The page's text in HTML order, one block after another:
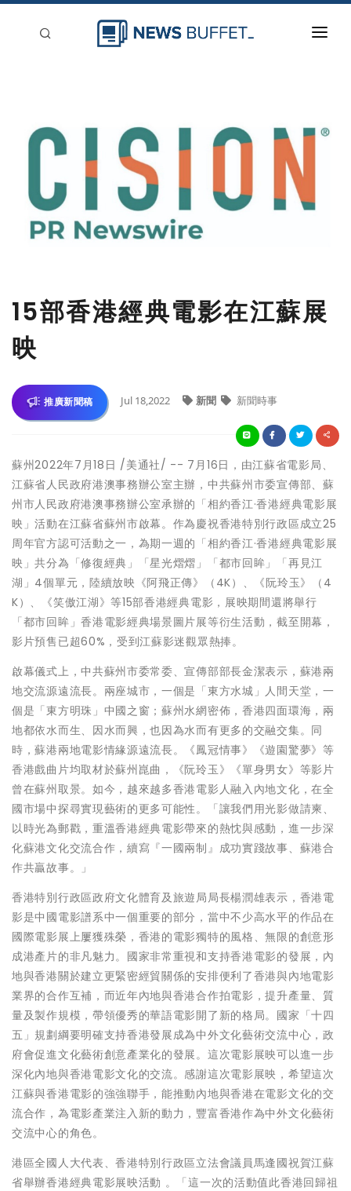
登入
15部香港經典電影在江蘇展
映
推廣新聞稿 Jul 18,2022 新聞 新聞時事
蘇州2022年7月18日 /美通社/ -- 7月16日，由江蘇省電影局、
江蘇省人民政府港澳事務辦公室主辦，中共蘇州市委宣傳部、蘇
州市人民政府港澳事務辦公室承辦的「相約香江·香港經典電影展
映」活動在江蘇省蘇州市啟幕。作為慶祝香港特別行政區成立25
周年官方認可活動之一，為期一週的「相約香江·香港經典電影展
映」共分為「修復經典」「星光熠熠」「都市回眸」「再見江
湖」4個單元，陸續放映《阿飛正傳》（4K）、《阮玲玉》（4
K）、《笑傲江湖》等15部香港經典電影，展映期間還將舉行
「都市回眸」香港電影經典場景圖片展等衍生活動，截至開幕，
影片預售已超60%，受到江蘇影迷觀眾熱捧。
啟幕儀式上，中共蘇州市委常委、宣傳部部長金潔表示，蘇港兩
地交流源遠流長。兩座城市，一個是「東方水城」人間天堂，一
個是「東方明珠」中國之窗；蘇州水網密佈，香港四面環海，兩
地都依水而生、因水而興，也因為水而有更多的交融交集。同
時，蘇港兩地電影情緣源遠流長。《鳳冠情事》《遊園驚夢》等
香港戲曲片均取材於蘇州崑曲，《阮玲玉》《單身男女》等影片
曾在蘇州取景。如今，越來越多香港電影人融入內地文化，在全
國市場中探尋實現藝術的更多可能性。「讓我們用光影做請柬、
以時光為郵戳，重溫香港經典電影帶來的熱忱與感動，進一步深
化蘇港文化交流合作，續寫『一國兩制』成功實踐故事、蘇港合
作共贏故事。」
香港特別行政區政府文化體育及旅遊局局長楊潤雄表示，香港電
影是中國電影譜系中一個重要的部分，當中不少高水平的作品在
國際電影展上屢獲殊榮，香港的電影獨特的風格、無限的創意形
成港產片的非凡魅力。國家非常重視和支持香港電影的發展，內
地與香港關於建立更緊密經貿關係的安排便利了香港與內地電影
業界的合作互補，而近年內地與香港合作拍電影，提升產量、質
量及製作規模，帶領優秀的華語電影開了新的格局。國家「十四
五」規劃綱要明確支持香港發展成為中外文化藝術交流中心，政
府會促進文化藝術創意產業化的發展。這次電影展映可以進一步
深化內地與香港電影文化的交流。感謝這次電影展映，希望這次
江蘇與香港電影的強強聯手，能推動內地與香港在電影文化的交
流合作，為電影產業注入新的動力，豐富香港作為中外文化藝術
交流中心的角色。
港區全國人大代表、香港特別行政區立法會議員馬逢國祝賀江蘇
省舉辦香港經典電影展映活動 。「這一次的活動值此香港回歸祖